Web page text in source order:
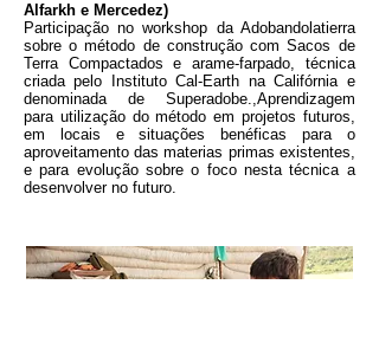
Alfarkh e Mercedez)
Participação no workshop da Adobandolatierra
sobre o método de construção com Sacos de
Terra Compactados e arame-farpado, técnica
criada pelo Instituto Cal-Earth na Califórnia e
denominada de Superadobe.,Aprendizagem
para utilização do método em projetos futuros,
em locais e situações benéficas para o
aproveitamento das materias primas existentes,
e para evolução sobre o foco nesta técnica a
desenvolver no futuro.